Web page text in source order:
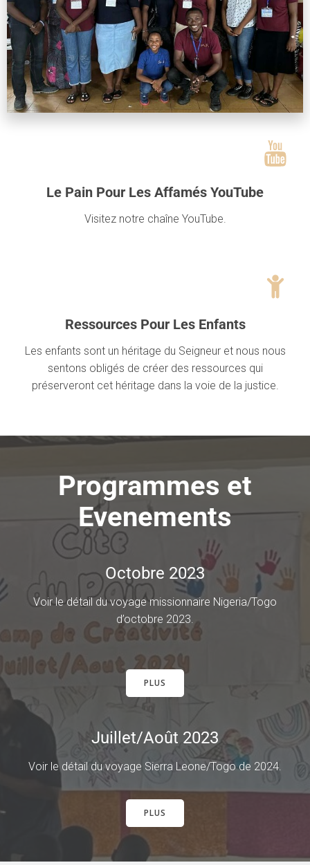
Le Pain Pour Les Affamés YouTube
Visitez notre chaîne YouTube.
Ressources Pour Les Enfants
Les enfants sont un héritage du Seigneur et nous nous
sentons obligés de créer des ressources qui
préserveront cet héritage dans la voie de la justice.
Programmes et
Evenements
Octobre 2023
Voir le détail du voyage missionnaire Nigeria/Togo
d’octobre 2023.
PLUS
Juillet/Août 2023
Voir le détail du voyage Sierra Leone/Togo de 2024.
PLUS